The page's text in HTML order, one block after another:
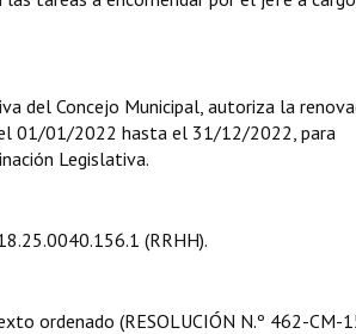
Concejo Municipal, autoriza la
01/01/2022 hasta el 31/12/2022, para
Legislativa.
(RRHH).
ordenado (RESOLUCIÓN N.º 462-CM-